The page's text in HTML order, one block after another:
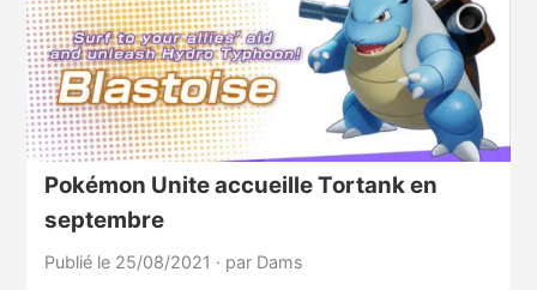
Pokémon Unite accueille Tortank en
septembre
Publié le 25/08/2021 · par Dams